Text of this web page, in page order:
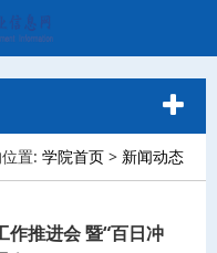
置: 学院首页 > 新闻动态
作推进会 暨“百日冲